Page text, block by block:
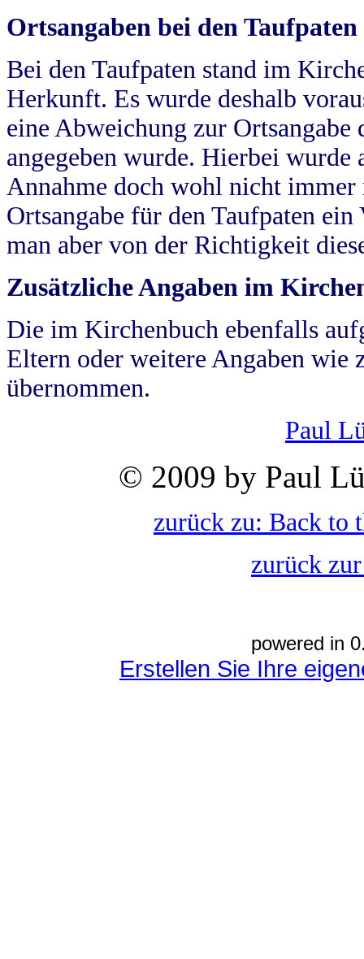
Ortsangaben bei den Taufpaten
Bei den Taufpaten stand im
Herkunft. Es wurde deshalb
eine Abweichung zur
angegeben wurde. Hierbei wurde
Annahme doch wohl nicht
Ortsangabe für den Taufpaten
man aber von der Richtigkeit
Zusätzliche Angaben im
Die im Kirchenbuch ebenfalls
Eltern oder weitere Angaben wie
übernommen.
Paul
© 2009 by Paul
zurück zu: Back to
zurück
powered in
Erstellen Sie Ihre